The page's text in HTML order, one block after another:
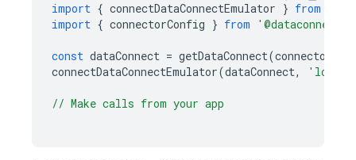
import { connectDataConnectEmulator } from
import { connectorConfig } from '@dataconnect/
const dataConnect = getDataConnect(
connectDataConnectEmulator(dataConnect,
// Make calls from your app